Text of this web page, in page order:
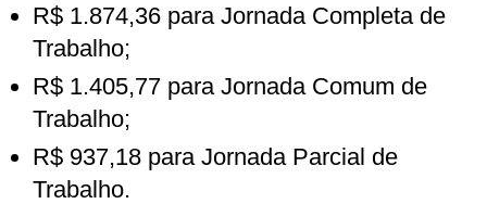
R$ 1.874,36 para Jornada Completa de
Trabalho;
R$ 1.405,77 para Jornada Comum de
Trabalho;
R$ 937,18 para Jornada Parcial de
Trabalho.